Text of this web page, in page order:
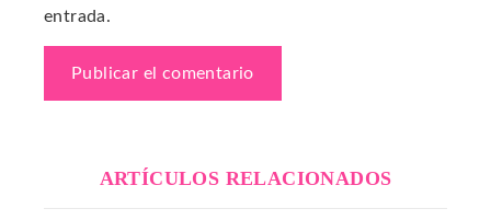
entrada.
ARTÍCULOS RELACIONADOS